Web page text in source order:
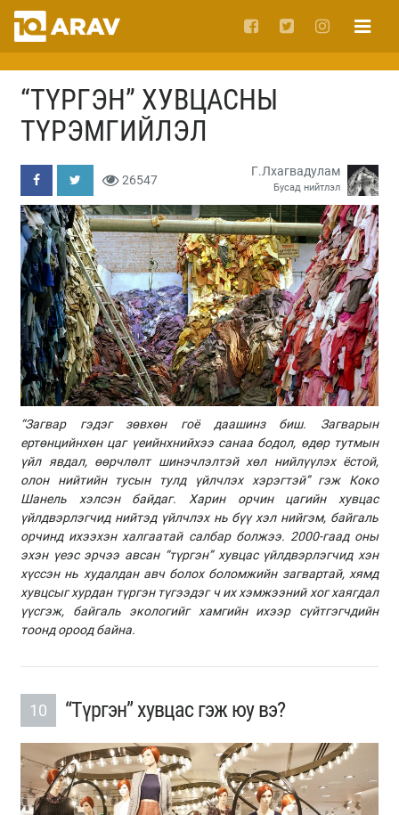
“ТҮРГЭН” ХУВЦАСНЫ
ТҮРЭМГИЙЛЭЛ
26547
Г.Лхагвадулам
Бусад нийтлэл
“Загвар гэдэг зөвхөн гоё даашинз биш. Загварын
ертөнцийнхөн цаг үеийнхнийхээ санаа бодол, өдөр тутмын
үйл явдал, өөрчлөлт шинэчлэлтэй хөл нийлүүлэх ёстой,
олон нийтийн тусын тулд үйлчлэх хэрэгтэй” гэж Коко
Шанель хэлсэн байдаг. Харин орчин цагийн хувцас
үйлдвэрлэгчид нийтэд үйлчлэх нь бүү хэл нийгэм, байгаль
орчинд ихээхэн халгаатай салбар болжээ. 2000-гаад оны
эхэн үеэс эрчээ авсан “түргэн” хувцас үйлдвэрлэгчид хэн
хүссэн нь худалдан авч болох боломжийн загвартай, хямд
хувцсыг хурдан түргэн түгээдэг ч их хэмжээний хог хаягдал
үүсгэж, байгаль экологийг хамгийн ихээр сүйтгэгчдийн
тоонд ороод байна.
10 “Түргэн” хувцас гэж юу вэ?